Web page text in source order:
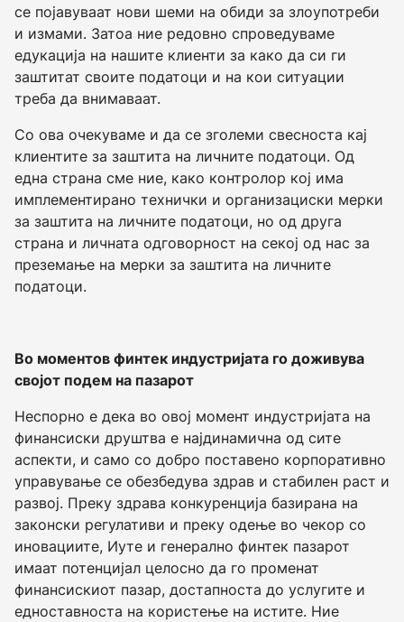
се појавуваат нови шеми на обиди за злоупотреби
и измами. Затоа ние редовно спроведуваме
едукација на нашите клиенти за како да си ги
заштитат своите податоци и на кои ситуации
треба да внимаваат.
Со ова очекуваме и да се зголеми свесноста кај
клиентите за заштита на личните податоци. Од
една страна сме ние, како контролор кој има
имплементирано технички и организациски мерки
за заштита на личните податоци, но од друга
страна и личната одговорност на секој од нас за
преземање на мерки за заштита на личните
податоци.
Во моментов финтек индустријата го доживува
својот подем на пазарот
Неспорно е дека во овој момент индустријата на
финансиски друштва е најдинамична од сите
аспекти, и само со добро поставено корпоративно
управување се обезбедува здрав и стабилен раст и
развој. Преку здрава конкуренција базирана на
законски регулативи и преку одење во чекор со
иновациите, Иуте и генерално финтек пазарот
имаат потенцијал целосно да го променат
финансискиот пазар, достапноста до услугите и
едноставноста на користење на истите. Ние